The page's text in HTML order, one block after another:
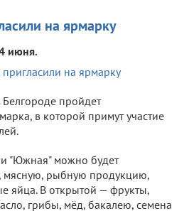
на ярмарку
июня.
Белгороде пройдет
в которой примут участие
"Южная" можно будет
мясную, рыбную продукцию,
яйца. В открытой — фрукты,
грибы, мёд, бакалею, семена